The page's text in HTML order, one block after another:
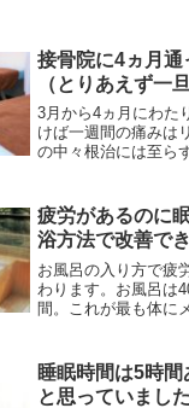
接骨院に4ヵ月通
（とりあえず一
3月から4ヵ月にわた
けば一週間の痛みは
の中々根治には至ら
疲労があるのに
浴方法で改善で
お風呂の入り方で疲
わります。お風呂は
間。これが最も体に
しまいます。よく眠
40℃のお湯に10分間
睡眠時間は5時
と思っていまし